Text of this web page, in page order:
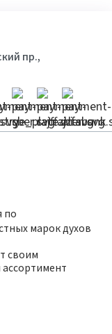
пр.,
по
марок духов
своим